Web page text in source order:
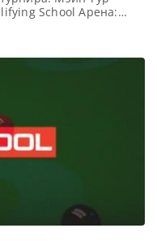
School Арена:
(населенный пункт,
фонд Q School 2 2023